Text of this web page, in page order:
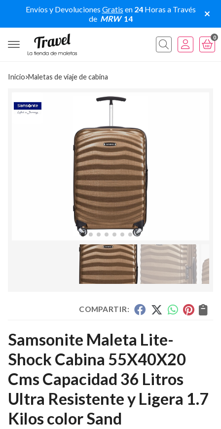
Envíos y Devoluciones Gratis en 24Horas a Través
de MRW 14
Buscar
0
Inicio maletas de viaje de cabina
COMPARTIR:
Samsonite Maleta Lite-
Shock Cabina 55X40X20
Cms Capacidad 36 Litros
Ultra Resistente y Ligera 1.7
Kilos color Sand